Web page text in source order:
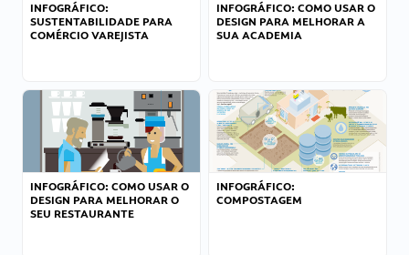
INFOGRÁFICO:
SUSTENTABILIDADE PARA
COMÉRCIO VAREJISTA
INFOGRÁFICO: COMO USAR O
DESIGN PARA MELHORAR A
SUA ACADEMIA
INFOGRÁFICO: COMO USAR O
DESIGN PARA MELHORAR O
SEU RESTAURANTE
INFOGRÁFICO:
COMPOSTAGEM